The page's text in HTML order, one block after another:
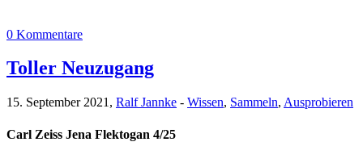
0 Kommentare
Toller Neuzugang
15. September 2021, Ralf Jannke - Wissen, Sammeln, Ausprobieren
Carl Zeiss Jena Flektogan 4/25